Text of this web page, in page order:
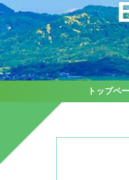
トップペ